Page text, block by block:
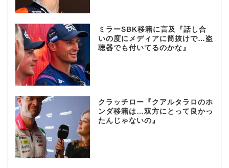
ミラーSBK移籍に言及『話し合
いの度にメディアに筒抜けで…盗
聴器でも付いてるのかな』
クラッチロー『クアルタラロのホ
ンダ移籍は…双方にとって良かっ
たんじゃないの』